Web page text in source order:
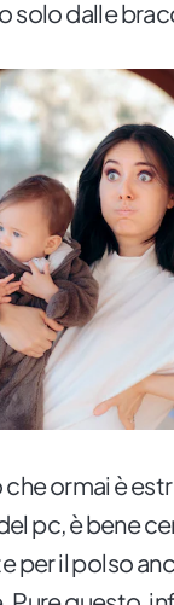
solo dalle
che ormai è
pc, è bene
per il polso